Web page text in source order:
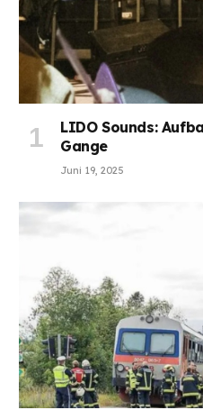
LIDO Sounds:
Gange
Juni 19, 2025